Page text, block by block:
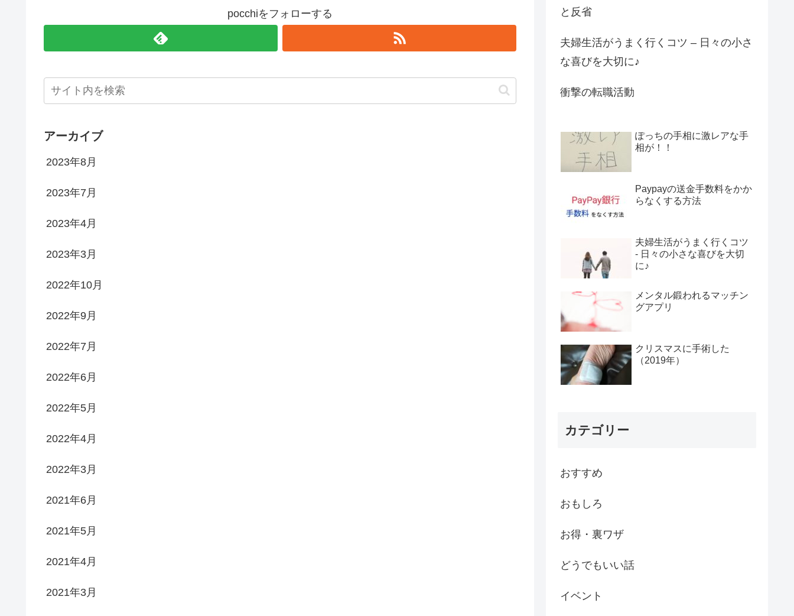
pocchiをフォローする
アーカイブ
2023年8月
2023年7月
2023年4月
2023年3月
2022年10月
2022年9月
2022年7月
2022年6月
2022年5月
2022年4月
2022年3月
2021年6月
2021年5月
2021年4月
2021年3月
と反省
夫婦生活がうまく行くコツ – 日々の小さ
な喜びを大切に♪
衝撃の転職活動
ぽっちの手相に激レアな手
相が！！
Paypayの送金手数料をかか
らなくする方法
夫婦生活がうまく行くコツ
- 日々の小さな喜びを大切
に♪
メンタル鍛われるマッチン
グアプリ
クリスマスに手術した
（2019年）
カテゴリー
おすすめ
おもしろ
お得・裏ワザ
どうでもいい話
イベント